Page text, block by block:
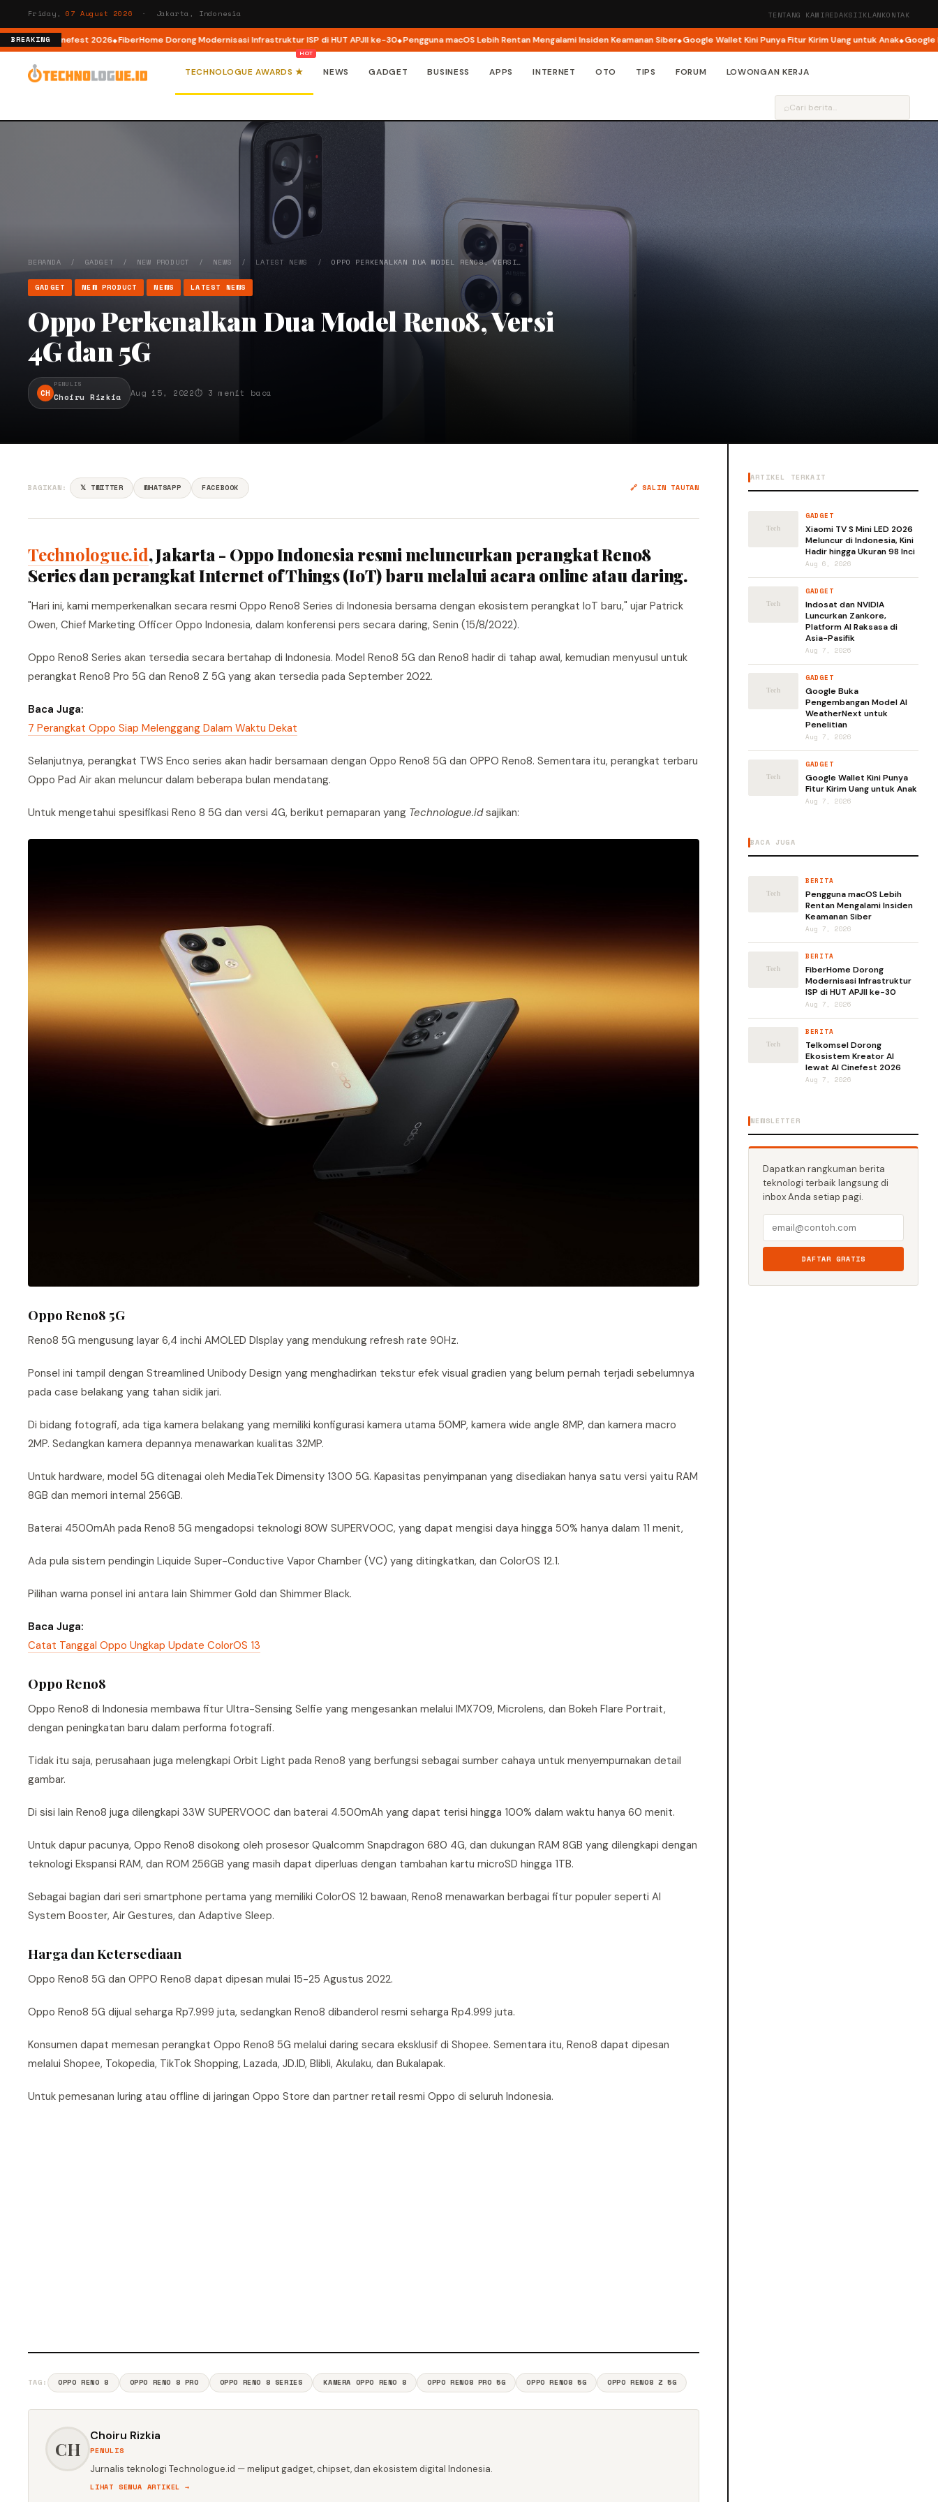
Friday,07 August 2026 · Jakarta, Indonesia TENTANG KAMIREDAKSIIKLANKONTAK
BREAKING
Cinefest 2026 FiberHome Dorong Modernisasi Infrastruktur ISP di HUT APJII ke-30 Pengguna macOS Lebih Rentan Mengalami Insiden Keamanan Siber Google Wallet Kini Punya Fitur Kirim Uang untuk Anak Google Buka
TECHNOLOGUE AWARDS ★ NEWS GADGET BUSINESS APPS INTERNET OTO TIPS FORUM LOWONGAN KERJA
⌕
BERANDA / GADGET / NEW PRODUCT / NEWS / LATEST NEWS /OPPO PERKENALKAN DUA MODEL RENO8, VERSI…
GADGET NEW PRODUCT NEWS LATEST NEWS
Oppo Perkenalkan Dua Model Reno8, Versi
4G dan 5G
CH
PENULIS
Choiru Rizkia Aug 15, 2022⏱ 3 menit baca
BAGIKAN: 𝕏 TWITTER WHATSAPP FACEBOOK 🔗 SALIN TAUTAN
Technologue.id, Jakarta - Oppo Indonesia resmi meluncurkan perangkat Reno8
Series dan perangkat Internet of Things (IoT) baru melalui acara online atau daring.
"Hari ini, kami memperkenalkan secara resmi Oppo Reno8 Series di Indonesia bersama dengan ekosistem perangkat IoT baru," ujar Patrick
Owen, Chief Marketing Officer Oppo Indonesia, dalam konferensi pers secara daring, Senin (15/8/2022).
Oppo Reno8 Series akan tersedia secara bertahap di Indonesia. Model Reno8 5G dan Reno8 hadir di tahap awal, kemudian menyusul untuk
perangkat Reno8 Pro 5G dan Reno8 Z 5G yang akan tersedia pada September 2022.
Baca Juga:
7 Perangkat Oppo Siap Melenggang Dalam Waktu Dekat
Selanjutnya, perangkat TWS Enco series akan hadir bersamaan dengan Oppo Reno8 5G dan OPPO Reno8. Sementara itu, perangkat terbaru
Oppo Pad Air akan meluncur dalam beberapa bulan mendatang.
Untuk mengetahui spesifikasi Reno 8 5G dan versi 4G, berikut pemaparan yang Technologue.idsajikan:
Oppo Reno8 5G
Reno8 5G mengusung layar 6,4 inchi AMOLED DIsplay yang mendukung refresh rate 90Hz.
Ponsel ini tampil dengan Streamlined Unibody Design yang menghadirkan tekstur efek visual gradien yang belum pernah terjadi sebelumnya
pada case belakang yang tahan sidik jari.
Di bidang fotografi, ada tiga kamera belakang yang memiliki konfigurasi kamera utama 50MP, kamera wide angle 8MP, dan kamera macro
2MP. Sedangkan kamera depannya menawarkan kualitas 32MP.
Untuk hardware, model 5G ditenagai oleh MediaTek Dimensity 1300 5G. Kapasitas penyimpanan yang disediakan hanya satu versi yaitu RAM
8GB dan memori internal 256GB.
Baterai 4500mAh pada Reno8 5G mengadopsi teknologi 80W SUPERVOOC, yang dapat mengisi daya hingga 50% hanya dalam 11 menit,
Ada pula sistem pendingin Liquide Super-Conductive Vapor Chamber (VC) yang ditingkatkan, dan ColorOS 12.1.
Pilihan warna ponsel ini antara lain Shimmer Gold dan Shimmer Black.
Baca Juga:
Catat Tanggal Oppo Ungkap Update ColorOS 13
Oppo Reno8
Oppo Reno8 di Indonesia membawa fitur Ultra-Sensing Selfie yang mengesankan melalui IMX709, Microlens, dan Bokeh Flare Portrait,
dengan peningkatan baru dalam performa fotografi.
Tidak itu saja, perusahaan juga melengkapi Orbit Light pada Reno8 yang berfungsi sebagai sumber cahaya untuk menyempurnakan detail
gambar.
Di sisi lain Reno8 juga dilengkapi 33W SUPERVOOC dan baterai 4.500mAh yang dapat terisi hingga 100% dalam waktu hanya 60 menit.
Untuk dapur pacunya, Oppo Reno8 disokong oleh prosesor Qualcomm Snapdragon 680 4G, dan dukungan RAM 8GB yang dilengkapi dengan
teknologi Ekspansi RAM, dan ROM 256GB yang masih dapat diperluas dengan tambahan kartu microSD hingga 1TB.
Sebagai bagian dari seri smartphone pertama yang memiliki ColorOS 12 bawaan, Reno8 menawarkan berbagai fitur populer seperti AI
System Booster, Air Gestures, dan Adaptive Sleep.
Harga dan Ketersediaan
Oppo Reno8 5G dan OPPO Reno8 dapat dipesan mulai 15-25 Agustus 2022.
Oppo Reno8 5G dijual seharga Rp7.999 juta, sedangkan Reno8 dibanderol resmi seharga Rp4.999 juta.
Konsumen dapat memesan perangkat Oppo Reno8 5G melalui daring secara eksklusif di Shopee. Sementara itu, Reno8 dapat dipesan
melalui Shopee, Tokopedia, TikTok Shopping, Lazada, JD.ID, Blibli, Akulaku, dan Bukalapak.
Untuk pemesanan luring atau offline di jaringan Oppo Store dan partner retail resmi Oppo di seluruh Indonesia.
TAG: OPPO RENO 8 OPPO RENO 8 PRO OPPO RENO 8 SERIES KAMERA OPPO RENO 8 OPPO RENO8 PRO 5G OPPO RENO8 5G OPPO RENO8 Z 5G
CH
Choiru Rizkia
PENULIS
Jurnalis teknologi Technologue.id — meliput gadget, chipset, dan ekosistem digital Indonesia.
LIHAT SEMUA ARTIKEL →
ARTIKEL TERKAIT
GADGET
Xiaomi TV S Mini LED 2026
Meluncur di Indonesia, Kini
Hadir hingga Ukuran 98 Inci
Aug 6, 2026
GADGET
Indosat dan NVIDIA
Luncurkan Zankore,
Platform AI Raksasa di
Asia-Pasifik
Aug 7, 2026
GADGET
Google Buka
Pengembangan Model AI
WeatherNext untuk
Penelitian
Aug 7, 2026
GADGET
Google Wallet Kini Punya
Fitur Kirim Uang untuk Anak
Aug 7, 2026
BACA JUGA
BERITA
Pengguna macOS Lebih
Rentan Mengalami Insiden
Keamanan Siber
Aug 7, 2026
BERITA
FiberHome Dorong
Modernisasi Infrastruktur
ISP di HUT APJII ke-30
Aug 7, 2026
BERITA
Telkomsel Dorong
Ekosistem Kreator AI
lewat AI Cinefest 2026
Aug 7, 2026
NEWSLETTER
Dapatkan rangkuman berita
teknologi terbaik langsung di
inbox Anda setiap pagi.
DAFTAR GRATIS